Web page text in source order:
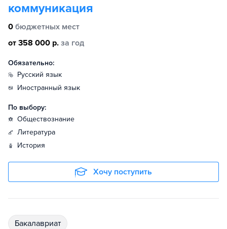
коммуникация
0 бюджетных мест
от 358 000 р. за год
Обязательно:
русский язык
иностранный язык
По выбору:
обществознание
литература
история
Хочу поступить
бакалавриат